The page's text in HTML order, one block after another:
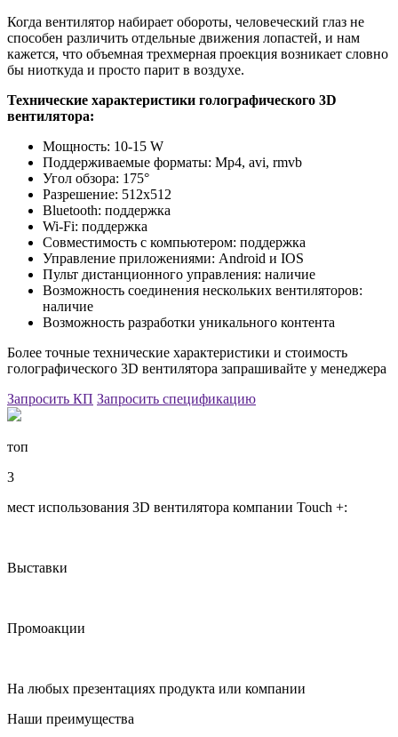
Когда вентилятор набирает обороты, человеческий глаз не
способен различить отдельные движения лопастей, и нам
кажется, что объемная трехмерная проекция возникает словно
бы ниоткуда и просто парит в воздухе.
Технические характеристики голографического 3D
вентилятора:
Мощность: 10-15 W
Поддерживаемые форматы: Mp4, avi, rmvb
Угол обзора: 175°
Разрешение: 512х512
Bluetooth: поддержка
Wi-Fi: поддержка
Совместимость с компьютером: поддержка
Управление приложениями: Android и IOS
Пульт дистанционного управления: наличие
Возможность соединения нескольких вентиляторов:
наличие
Возможность разработки уникального контента
Более точные технические характеристики и стоимость
голографического 3D вентилятора запрашивайте у менеджера
Запросить КП Запросить спецификацию
топ
3
мест использования 3D вентилятора компании Touch +:
Выставки
Промоакции
На любых презентациях продукта или компании
Наши преимущества